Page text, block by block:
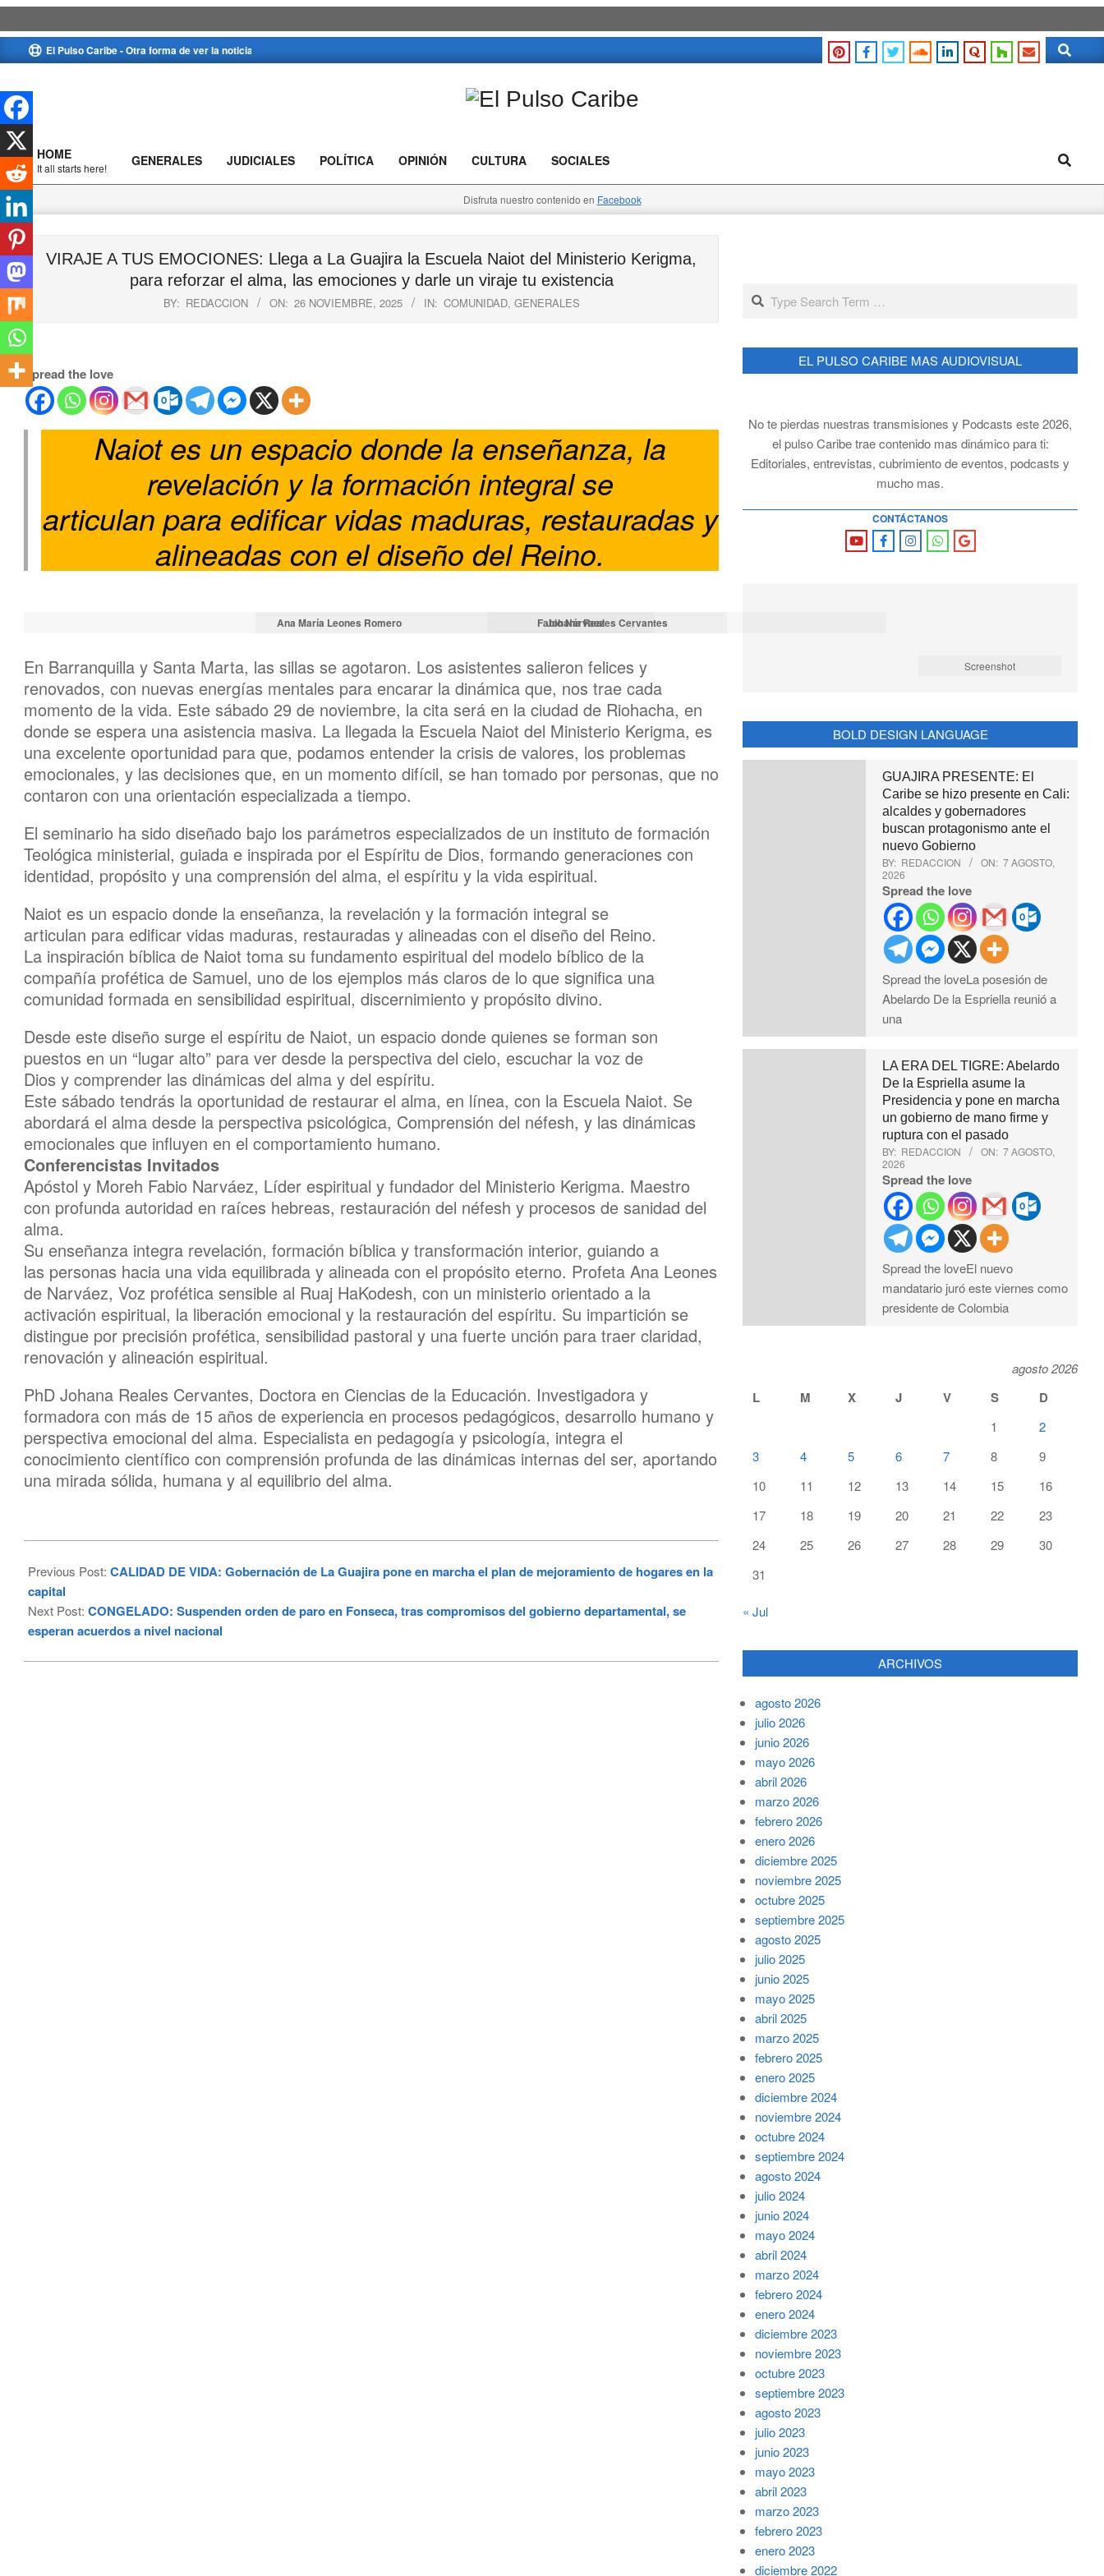
to
El Pulso Caribe - Otra forma de ver la noticia Search
Caribe
Primary
Navigation
Menu
HOME
It all starts here! GENERALES JUDICIALES POLÍTICA OPINIÓN CULTURA SOCIALES Search
Disfruta nuestro contenido en Facebook
VIRAJE A TUS EMOCIONES: Llega a La Guajira la Escuela Naiot del Ministerio Kerigma,
para reforzar el alma, las emociones y darle un viraje tu existencia
BY: REDACCION ON: 26 NOVIEMBRE, 2025 IN: COMUNIDAD, GENERALES
Spread the love
Naiot es un espacio donde la enseñanza, la
revelación y la formación integral se
articulan para edificar vidas maduras, restauradas y
alineadas con el diseño del Reino.
Ana María Leones Romero Fabio Nárvaez
Johana Reales Cervantes
En Barranquilla y Santa Marta, las sillas se agotaron. Los asistentes salieron felices y
renovados, con nuevas energías mentales para encarar la dinámica que, nos trae cada
momento de la vida. Este sábado 29 de noviembre, la cita será en la ciudad de Riohacha, en
donde se espera una asistencia masiva. La llegada la Escuela Naiot del Ministerio Kerigma, es
una excelente oportunidad para que, podamos entender la crisis de valores, los problemas
emocionales, y las decisiones que, en un momento difícil, se han tomado por personas, que no
contaron con una orientación especializada a tiempo.
El seminario ha sido diseñado bajo los parámetros especializados de un instituto de formación
Teológica ministerial, guiada e inspirada por el Espíritu de Dios, formando generaciones con
identidad, propósito y una comprensión del alma, el espíritu y la vida espiritual.
Naiot es un espacio donde la enseñanza, la revelación y la formación integral se
articulan para edificar vidas maduras, restauradas y alineadas con el diseño del Reino.
La inspiración bíblica de Naiot toma su fundamento espiritual del modelo bíblico de la
compañía profética de Samuel, uno de los ejemplos más claros de lo que significa una
comunidad formada en sensibilidad espiritual, discernimiento y propósito divino.
Desde este diseño surge el espíritu de Naiot, un espacio donde quienes se forman son
puestos en un “lugar alto” para ver desde la perspectiva del cielo, escuchar la voz de
Dios y comprender las dinámicas del alma y del espíritu.
Este sábado tendrás la oportunidad de restaurar el alma, en línea, con la Escuela Naiot. Se
abordará el alma desde la perspectiva psicológica, Comprensión del néfesh, y las dinámicas
emocionales que influyen en el comportamiento humano.
Conferencistas Invitados
Apóstol y Moreh Fabio Narváez, Líder espiritual y fundador del Ministerio Kerigma. Maestro
con profunda autoridad en raíces hebreas, restauración del néfesh y procesos de sanidad del
alma.
Su enseñanza integra revelación, formación bíblica y transformación interior, guiando a
las personas hacia una vida equilibrada y alineada con el propósito eterno. Profeta Ana Leones
de Narváez, Voz profética sensible al Ruaj HaKodesh, con un ministerio orientado a la
activación espiritual, la liberación emocional y la restauración del espíritu. Su impartición se
distingue por precisión profética, sensibilidad pastoral y una fuerte unción para traer claridad,
renovación y alineación espiritual.
PhD Johana Reales Cervantes, Doctora en Ciencias de la Educación. Investigadora y
formadora con más de 15 años de experiencia en procesos pedagógicos, desarrollo humano y
perspectiva emocional del alma. Especialista en pedagogía y psicología, integra el
conocimiento científico con comprensión profunda de las dinámicas internas del ser, aportando
una mirada sólida, humana y al equilibrio del alma.
11-
26
Previous Post: CALIDAD DE VIDA: Gobernación de La Guajira pone en marcha el plan de mejoramiento de hogares en la
capital
Next Post: CONGELADO: Suspenden orden de paro en Fonseca, tras compromisos del gobierno departamental, se
esperan acuerdos a nivel nacional
Search
EL PULSO CARIBE MAS AUDIOVISUAL
No te pierdas nuestras transmisiones y Podcasts este 2026,
el pulso Caribe trae contenido mas dinámico para ti:
Editoriales, entrevistas, cubrimiento de eventos, podcasts y
mucho mas.
CONTÁCTANOS
Screenshot
BOLD DESIGN LANGUAGE
GUAJIRA PRESENTE: El
Caribe se hizo presente en Cali:
alcaldes y gobernadores
buscan protagonismo ante el
nuevo Gobierno
BY: REDACCION ON: 7 AGOSTO,
2026
Spread the love
Spread the loveLa posesión de
Abelardo De la Espriella reunió a
una
LA ERA DEL TIGRE: Abelardo
De la Espriella asume la
Presidencia y pone en marcha
un gobierno de mano firme y
ruptura con el pasado
BY: REDACCION ON: 7 AGOSTO,
2026
Spread the love
Spread the loveEl nuevo
mandatario juró este viernes como
presidente de Colombia
agosto 2026
L M X J V S D
1
2
3
4 5 6 7 8
9
10
11 12 13 14 15
16
17
18 19 20 21 22
23
24
25 26 27 28 29
30
31
« Jul
ARCHIVOS
agosto 2026
julio 2026
junio 2026
mayo 2026
abril 2026
marzo 2026
febrero 2026
enero 2026
diciembre 2025
noviembre 2025
octubre 2025
septiembre 2025
agosto 2025
julio 2025
junio 2025
mayo 2025
abril 2025
marzo 2025
febrero 2025
enero 2025
diciembre 2024
noviembre 2024
octubre 2024
septiembre 2024
agosto 2024
julio 2024
junio 2024
mayo 2024
abril 2024
marzo 2024
febrero 2024
enero 2024
diciembre 2023
noviembre 2023
octubre 2023
septiembre 2023
agosto 2023
julio 2023
junio 2023
mayo 2023
abril 2023
marzo 2023
febrero 2023
enero 2023
diciembre 2022